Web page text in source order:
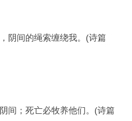
阴间的绳索缠绕我。(诗篇
间；死亡必牧养他们。(诗篇